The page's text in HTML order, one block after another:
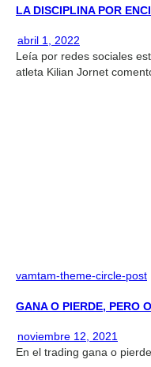
LA DISCIPLINA POR
abril 1, 2022
Leía por redes sociales
atleta Kilian Jornet
vamtam-theme-circle-post
GANA O PIERDE, PERO
noviembre 12, 2021
En el trading gana o